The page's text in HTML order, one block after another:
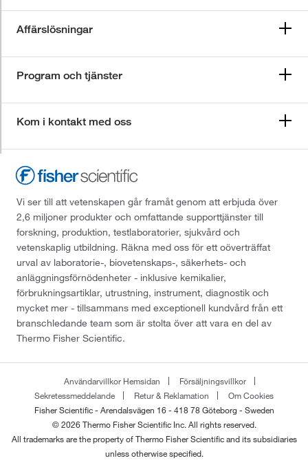
Affärslösningar
Program och tjänster
Kom i kontakt med oss
Vi ser till att vetenskapen går framåt genom att erbjuda över
2,6 miljoner produkter och omfattande supporttjänster till
forskning, produktion, testlaboratorier, sjukvård och
vetenskaplig utbildning. Räkna med oss för ett oöverträffat
urval av laboratorie-, biovetenskaps-, säkerhets- och
anläggningsförnödenheter - inklusive kemikalier,
förbrukningsartiklar, utrustning, instrument, diagnostik och
mycket mer - tillsammans med exceptionell kundvård från ett
branschledande team som är stolta över att vara en del av
Thermo Fisher Scientific.
Användarvillkor Hemsidan
Försäljningsvillkor
Sekretessmeddelande
Retur & Reklamation
Om Cookies
Fisher Scientific - Arendalsvägen 16 - 418 78 Göteborg - Sweden
© 2026 Thermo Fisher Scientific Inc. All rights reserved.
All trademarks are the property of Thermo Fisher Scientific and its subsidiaries
unless otherwise specified.